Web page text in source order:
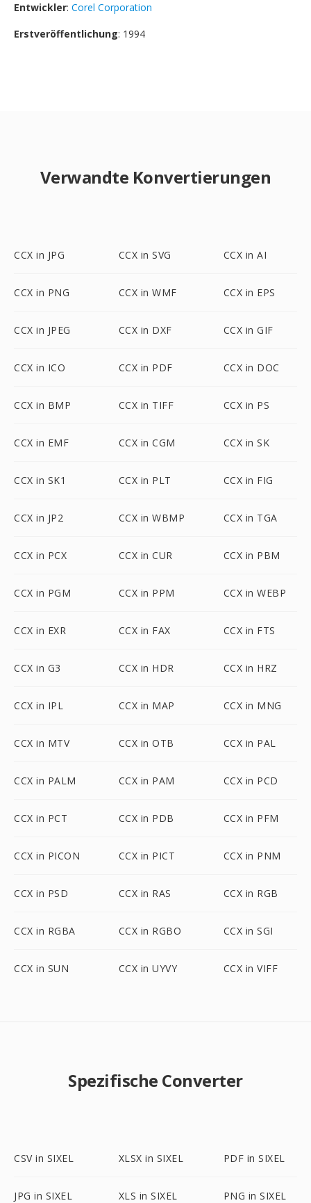
Entwickler: Corel Corporation
Erstveröffentlichung: 1994
Verwandte Konvertierungen
CCX in JPG CCX in SVG CCX in AI
CCX in PNG CCX in WMF CCX in EPS
CCX in JPEG CCX in DXF CCX in GIF
CCX in ICO CCX in PDF CCX in DOC
CCX in BMP CCX in TIFF CCX in PS
CCX in EMF CCX in CGM CCX in SK
CCX in SK1 CCX in PLT CCX in FIG
CCX in JP2 CCX in WBMP CCX in TGA
CCX in PCX CCX in CUR CCX in PBM
CCX in PGM CCX in PPM CCX in WEBP
CCX in EXR CCX in FAX CCX in FTS
CCX in G3 CCX in HDR CCX in HRZ
CCX in IPL CCX in MAP CCX in MNG
CCX in MTV CCX in OTB CCX in PAL
CCX in PALM CCX in PAM CCX in PCD
CCX in PCT CCX in PDB CCX in PFM
CCX in PICON CCX in PICT CCX in PNM
CCX in PSD CCX in RAS CCX in RGB
CCX in RGBA CCX in RGBO CCX in SGI
CCX in SUN CCX in UYVY CCX in VIFF
Spezifische Converter
CSV in SIXEL XLSX in SIXEL PDF in SIXEL
JPG in SIXEL XLS in SIXEL PNG in SIXEL